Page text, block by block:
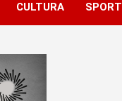
CULTURA SPORT